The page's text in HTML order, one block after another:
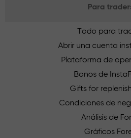
Para
Todo para
Abrir una cuenta
Plataforma de
Bonos de
Gifts for
Condiciones de
Análisis de
Gráficos